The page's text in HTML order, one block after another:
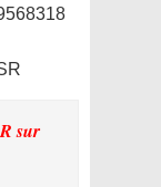
sur